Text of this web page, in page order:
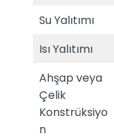
Su Yalıtımı
Isı Yalıtımı
Ahşap veya
Çelik
Konstrüksiyo
n